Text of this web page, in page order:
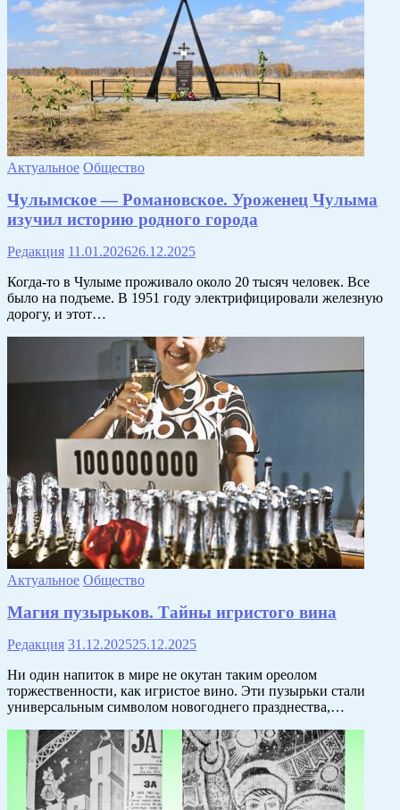
Актуальное Общество
Чулымское — Романовское. Уроженец Чулыма
изучил историю родного города
Редакция 11.01.202626.12.2025
Когда-то в Чулыме проживало около 20 тысяч человек. Все
было на подъеме. В 1951 году электрифицировали железную
дорогу, и этот…
Актуальное Общество
Магия пузырьков. Тайны игристого вина
Редакция 31.12.202525.12.2025
Ни один напиток в мире не окутан таким ореолом
торжественности, как игристое вино. Эти пузырьки стали
универсальным символом новогоднего празднества,…